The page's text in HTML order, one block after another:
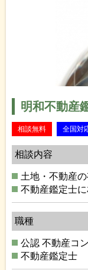
明和不動産
相談無料 全国対
相談内容
土地・不動産
不動産鑑定士
職種
公認 不動産コ
不動産鑑定士